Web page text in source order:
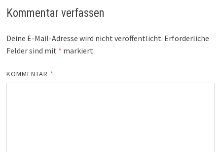
Kommentar verfassen
Deine E-Mail-Adresse wird nicht veröffentlicht. Erforderliche
Felder sind mit * markiert
KOMMENTAR *